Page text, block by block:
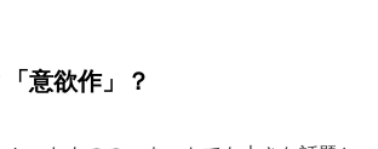
「意欲作」？